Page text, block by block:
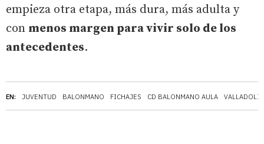
EN: JUVENTUD BALONMANO FICHAJES CD BALONMANO AULA VALLADOLID
empieza otra etapa, más dura, más adulta y
con menos margen para vivir solo de los
antecedentes.